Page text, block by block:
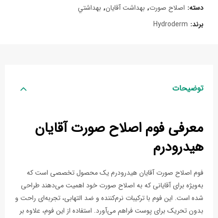
دسته: اصلاح صورت, بهداشت آقایان, بهداشتي
برند: Hydroderm
توضیحات
معرفی فوم اصلاح صورت آقایان
هیدرودرم
فوم اصلاح صورت آقایان هیدرودرم یک محصول تخصصی است که
به‌ویژه برای آقایانی که به اصلاح صورت خود اهمیت می‌دهند طراحی
شده است. این فوم با ترکیبات نرم‌کننده و ضد التهابی، تجربه‌ای راحت و
بدون تحریک برای پوست فراهم می‌آورد. استفاده از این فوم، علاوه بر